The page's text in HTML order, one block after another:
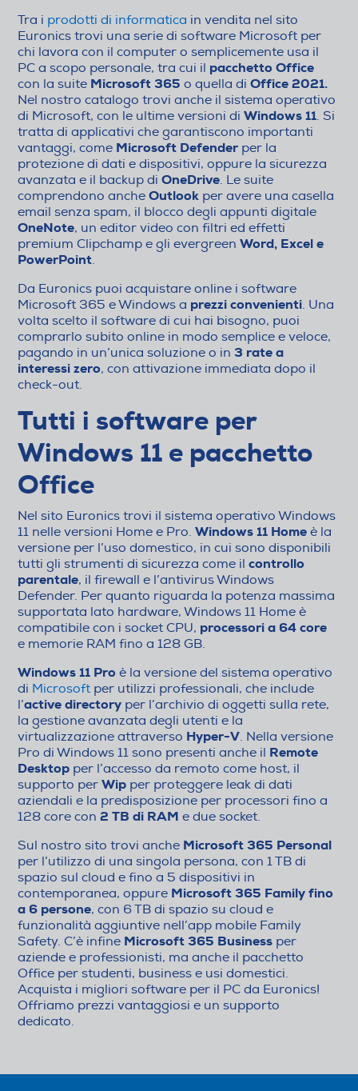
Tra i prodotti di informatica in vendita nel sito
Euronics trovi una serie di software Microsoft per
chi lavora con il computer o semplicemente usa il
PC a scopo personale, tra cui il pacchetto Office
con la suite Microsoft 365 o quella di Office 2021.
Nel nostro catalogo trovi anche il sistema operativo
di Microsoft, con le ultime versioni di Windows 11. Si
tratta di applicativi che garantiscono importanti
vantaggi, come Microsoft Defenderper la
protezione di dati e dispositivi, oppure la sicurezza
avanzata e il backup di OneDrive. Le suite
comprendono anche Outlook per avere una casella
email senza spam, il blocco degli appunti digitale
OneNote, un editor video con filtri ed effetti
premium Clipchamp e gli evergreen Word, Excel e
PowerPoint.
Da Euronics puoi acquistare online i software
Microsoft 365 e Windows a prezzi convenienti. Una
volta scelto il software di cui hai bisogno, puoi
comprarlo subito online in modo semplice e veloce,
pagando in un’unica soluzione o in 3 rate a
interessi zero, con attivazione immediata dopo il
check-out.
Tutti i software per
Windows 11 e pacchetto
Office
Nel sito Euronics trovi il sistema operativo Windows
11 nelle versioni Home e Pro. Windows 11 Home è la
versione per l’uso domestico, in cui sono disponibili
tutti gli strumenti di sicurezza come il controllo
parentale, il firewall e l’antivirus Windows
Defender. Per quanto riguarda la potenza massima
supportata lato hardware, Windows 11 Home è
compatibile con i socket CPU, processori a 64 core
e memorie RAM fino a 128 GB.
Windows 11 Pro è la versione del sistema operativo
di Microsoft per utilizzi professionali, che include
l’active directory per l’archivio di oggetti sulla rete,
la gestione avanzata degli utenti e la
virtualizzazione attraverso Hyper-V. Nella versione
Pro di Windows 11 sono presenti anche il Remote
Desktop per l’accesso da remoto come host, il
supporto per Wip per proteggere leak di dati
aziendali e la predisposizione per processori fino a
128 core con 2 TB di RAM e due socket.
Sul nostro sito trovi anche Microsoft 365 Personal
per l’utilizzo di una singola persona, con 1 TB di
spazio sul cloud e fino a 5 dispositivi in
contemporanea, oppure Microsoft 365 Family fino
a 6 persone, con 6 TB di spazio su cloud e
funzionalità aggiuntive nell’app mobile Family
Safety. C’è infine Microsoft 365 Business per
aziende e professionisti, ma anche il pacchetto
Office per studenti, business e usi domestici.
Acquista i migliori software per il PC da Euronics!
Offriamo prezzi vantaggiosi e un supporto
dedicato.